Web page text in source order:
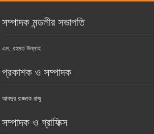
সম্পাদক মন্ডলীর সভাপতি
এম. রহমত উল্লাহ
প্রকাশক ও সম্পাদক
আবদুর রাজ্জাক রাজু
সম্পাদক ও গ্রাফিক্স